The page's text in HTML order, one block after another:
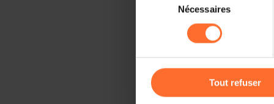
Il est précisé que la
sociaux, sauvegarde des
cas de refus de tous les
gauche de chaque page.
consentement
Nécessaires
Tout refuser